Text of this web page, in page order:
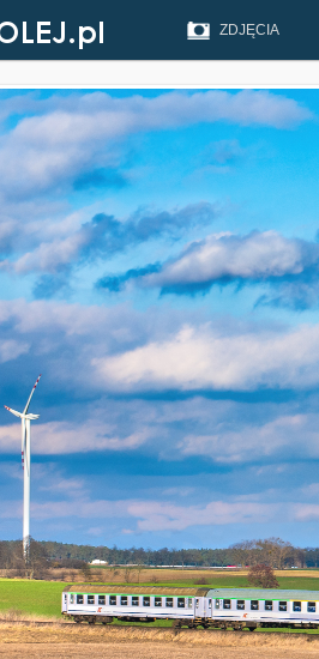
ZDJĘCIA